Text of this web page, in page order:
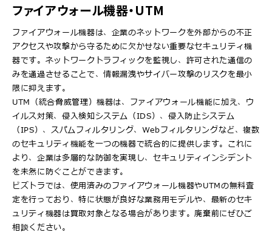
ファイアウォール機器・UTM
ファイアウォール機器は、企業のネットワークを外部からの不正
アクセスや攻撃から守るために欠かせない重要なセキュリティ機
器です。ネットワークトラフィックを監視し、許可された通信の
みを通過させることで、情報漏洩やサイバー攻撃のリスクを最小
限に抑えます。
UTM（統合脅威管理）機器は、ファイアウォール機能に加え、ウ
イルス対策、侵入検知システム（IDS）、侵入防止システム
（IPS）、スパムフィルタリング、Webフィルタリングなど、複数
のセキュリティ機能を一つの機器で統合的に提供します。これに
より、企業は多層的な防御を実現し、セキュリティインシデント
を未然に防ぐことができます。
ビズトラでは、使用済みのファイアウォール機器やUTMの無料査
定を行っており、特に状態が良好な業務用モデルや、最新のセキ
ュリティ機器は買取対象となる場合があります。廃棄前にぜひご
相談ください。